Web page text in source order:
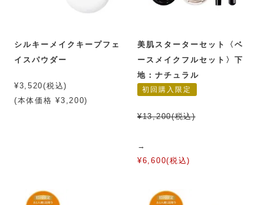
シルキーメイクキープフェ
イスパウダー
¥3,520(税込)
(本体価格 ¥3,200)
美肌スターターセット〈ベ
ースメイクフルセット〉下
地：ナチュラル
初回購入限定
¥13,200(税込)
→
¥6,600(税込)